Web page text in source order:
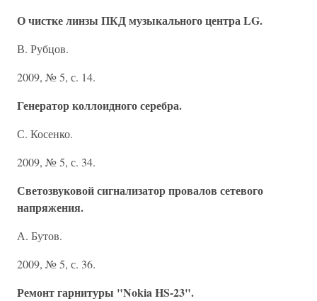
О чистке линзы ПКД музыкального центра LG.
В. Рубцов.
2009, № 5, с. 14.
Генератор коллоидного серебра.
С. Косенко.
2009, № 5, с. 34.
Светозвуковой сигнализатор провалов сетевого
напряжения.
А. Бутов.
2009, № 5, с. 36.
Ремонт гарнитуры "Nokia HS-23".